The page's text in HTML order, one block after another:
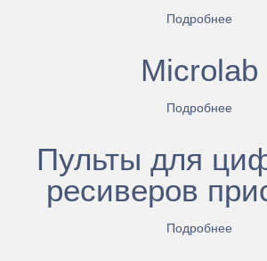
Подробнее
Microlab
Подробнее
Пульты для
ресиверов
Подробнее